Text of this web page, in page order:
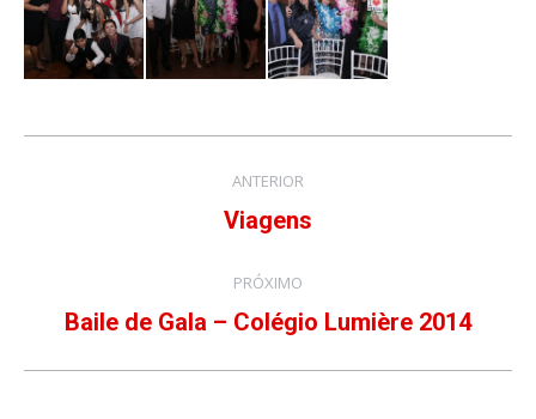
ANTERIOR
Álbum
Viagens
PRÓXIMO
Próximo
Baile de Gala – Colégio Lumière 2014